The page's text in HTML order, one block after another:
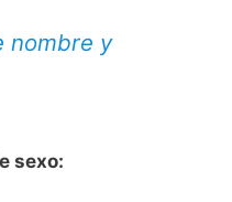
nombre y
sexo: